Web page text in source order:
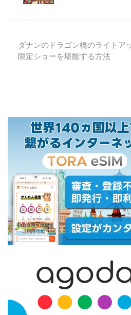
ダナンのドラゴン橋のライトア
限定ショーを堪能する方法